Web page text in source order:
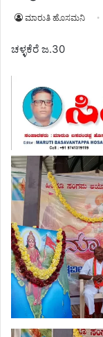
ಮಾರುತಿ ಹೊಸಮನಿ
ಚಳ್ಳಕೆರೆ ಜ.30